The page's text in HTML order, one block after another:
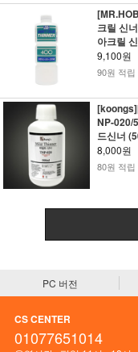
크릴 신
아크릴
9,100원
90원 적립
NP-020/
드신너
8,000원
80원 적립
PC 버전
CS CENTER
01077651014